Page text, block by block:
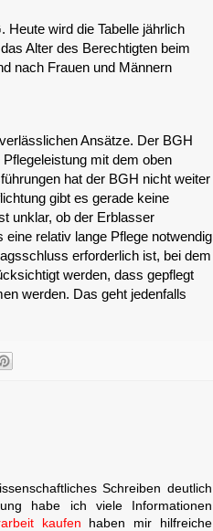
Heute wird die Tabelle jährlich
Alter des Berechtigten beim
nach Frauen und Männern
Ansätze. Der BGH
mit dem oben
hat der BGH nicht weiter
gibt es gerade keine
unklar, ob der Erblasser
relativ lange Pflege notwendig
erforderlich ist, bei dem
werden, dass gepflegt
werden. Das geht jedenfalls
Schreiben deutlich
habe ich viele Informationen
kaufen haben mir hilfreiche